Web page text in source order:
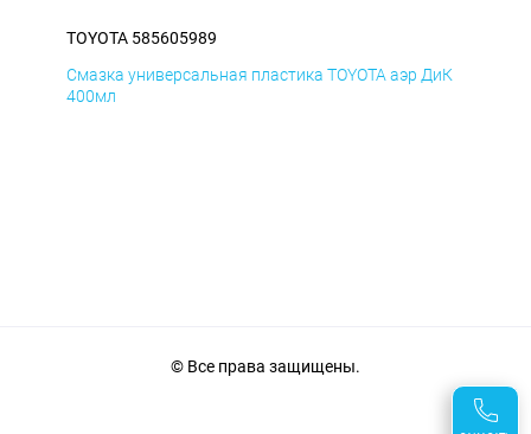
TOYOTA 585605989
Смазка универсальная пластика TOYOTA аэр ДиК
400мл
© Все права защищены.